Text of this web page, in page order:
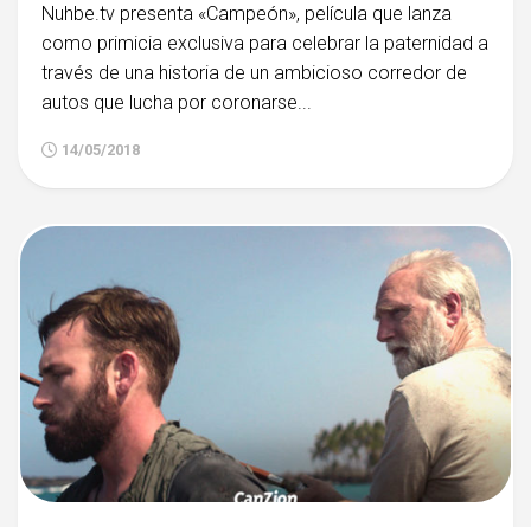
Nuhbe.tv presenta «Campeón», película que lanza
como primicia exclusiva para celebrar la paternidad a
través de una historia de un ambicioso corredor de
autos que lucha por coronarse...
14/05/2018